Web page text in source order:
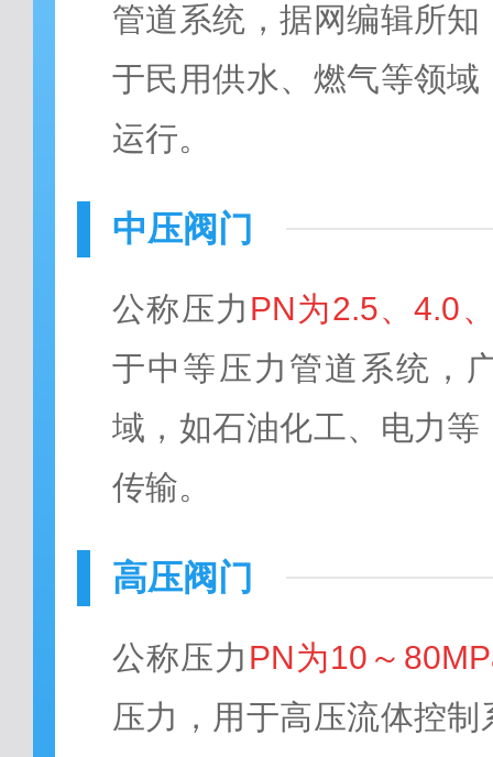
管道系统，据网编辑所
于民用供水、燃气等领
运行。
中压阀门
公称压力 PN为2.5、4.0
于中等压力管道系统，
域，如石油化工、电力
传输。
高压阀门
公称压力 PN为10～
压力，用于高压流体控